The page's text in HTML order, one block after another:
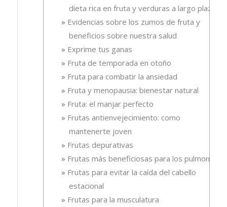
dieta rica en fruta y verduras a largo plazo
Evidencias sobre los zumos de fruta y
beneficios sobre nuestra salud
Exprime tus ganas
Fruta de temporada en otoño
Fruta para combatir la ansiedad
Fruta y menopausia: bienestar natural
Fruta: el manjar perfecto
Frutas antienvejecimiento: como
mantenerte joven
Frutas depurativas
Frutas más beneficiosas para los pulmones
Frutas para evitar la caída del cabello
estacional
Frutas para la musculatura